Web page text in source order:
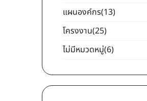
แผนองค์กร(13)
โครงงาน(25)
ไม่มีหมวดหมู่(6)